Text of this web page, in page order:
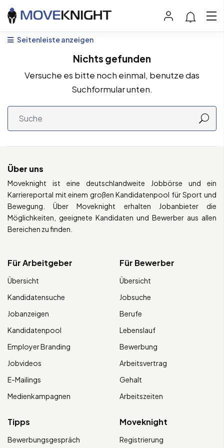
Seitenleiste anzeigen
Nichts gefunden
Versuche es bitte noch einmal, benutze das
Suchformular unten.
Über uns
Moveknight ist eine deutschlandweite Jobbörse und ein
Karriereportal mit einem großen Kandidatenpool für Sport und
Bewegung. Über Moveknight erhalten Jobanbieter die
Möglichkeiten, geeignete Kandidaten und Bewerber aus allen
Bereichen zu finden.
Für Arbeitgeber
Übersicht
Kandidatensuche
Jobanzeigen
Kandidatenpool
Employer Branding
Jobvideos
E-Mailings
Medienkampagnen
Für Bewerber
Übersicht
Jobsuche
Berufe
Lebenslauf
Bewerbung
Arbeitsvertrag
Gehalt
Arbeitszeiten
Tipps
Bewerbungsgespräch
Moveknight
Registrierung